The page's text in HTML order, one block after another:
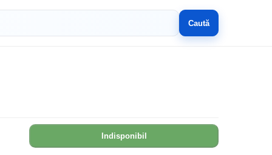
Caută
Indisponibil